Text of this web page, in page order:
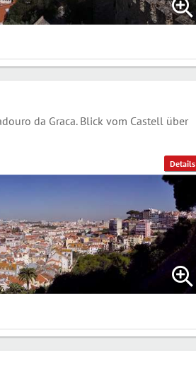
Details
da Graca. Blick vom Castell über